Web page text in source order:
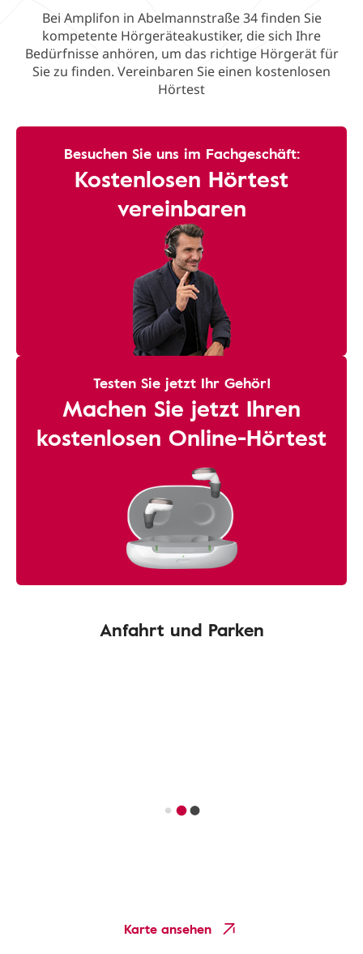
Bei Amplifon in Abelmannstraße 34 finden Sie
kompetente Hörgeräteakustiker, die sich Ihre
Bedürfnisse anhören, um das richtige Hörgerät für
Sie zu finden. Vereinbaren Sie einen kostenlosen
Hörtest
Besuchen Sie uns im Fachgeschäft:
Kostenlosen Hörtest
vereinbaren
Testen Sie jetzt Ihr Gehör!
Machen Sie jetzt Ihren
kostenlosen Online-Hörtest
Anfahrt und Parken
Karte ansehen